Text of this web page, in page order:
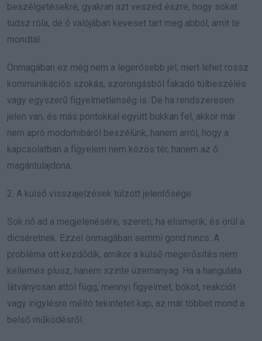
beszélgetésekre, gyakran azt veszed észre, hogy sokat
tudsz róla, de ő valójában keveset tart meg abból, amit te
mondtál.
Önmagában ez még nem a legerősebb jel, mert lehet rossz
kommunikációs szokás, szorongásból fakadó túlbeszélés
vagy egyszerű figyelmetlenség is. De ha rendszeresen
jelen van, és más pontokkal együtt bukkan fel, akkor már
nem apró modorhibáról beszélünk, hanem arról, hogy a
kapcsolatban a figyelem nem közös tér, hanem az ő
magántulajdona.
2. A külső visszajelzések túlzott jelentősége
Sok nő ad a megjelenésére, szereti, ha elismerik, és örül a
dicséretnek. Ezzel önmagában semmi gond nincs. A
probléma ott kezdődik, amikor a külső megerősítés nem
kellemes plusz, hanem szinte üzemanyag. Ha a hangulata
látványosan attól függ, mennyi figyelmet, bókot, reakciót
vagy irigylésre méltó tekintetet kap, az már többet mond a
belső működésről.